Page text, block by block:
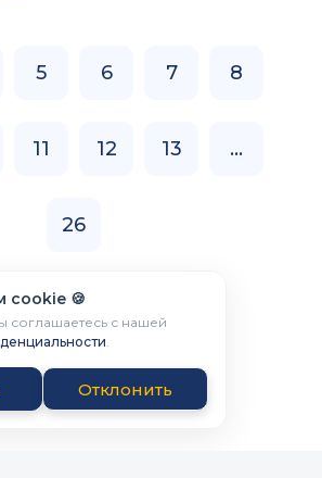
5 6 7 8
11 12 13 ...
26
cookie 🍪
соглашаетесь с нашей
.
Отклонить